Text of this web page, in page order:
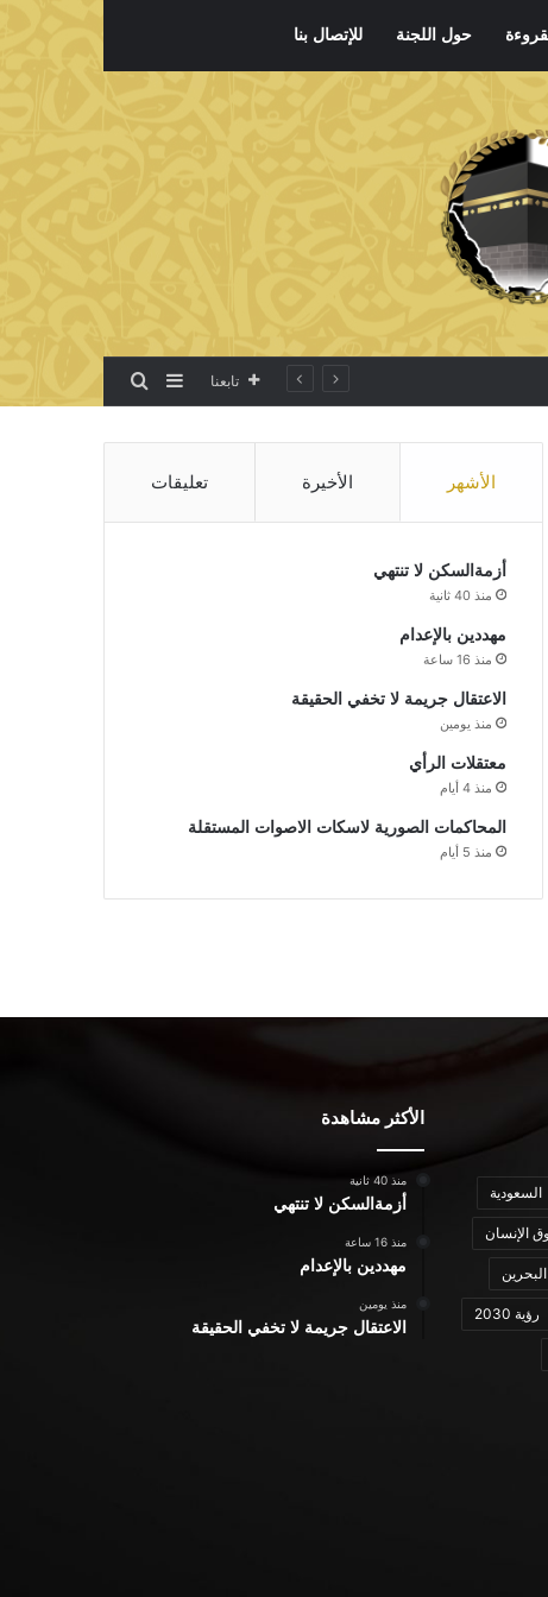
حول اللجنة للإتصال بنا
تابعنا إضافة عمود جانبي
بحث عن
الأشهر الأخيرة تعليقات
أزمةالسكن لا تنتهي
منذ 40 ثانية
مهددين بالإعدام
منذ 16 ساعة
الاعتقال جريمة لا تخفي الحقيقة
منذ يومين
معتقلات الرأي
منذ 4 أيام
المحاكمات الصورية لاسكات الاصوات المستقلة
منذ 5 أيام
السعودية
الإنسان
رؤية 2030
الأكثر مشاهدة
منذ 40 ثانية
أزمةالسكن لا تنتهي
منذ 16 ساعة
مهددين بالإعدام
منذ يومين
الاعتقال جريمة لا تخفي الحقيقة